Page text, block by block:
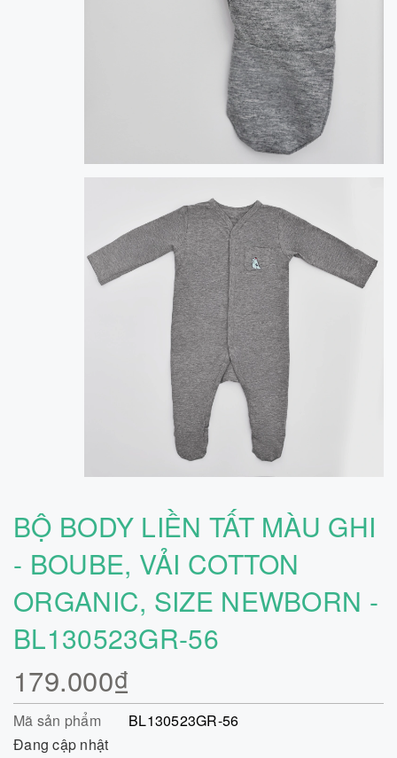
BỘ BODY LIỀN TẤT MÀU GHI
- BOUBE, VẢI COTTON
ORGANIC, SIZE NEWBORN -
BL130523GR-56
179.000₫
Mã sản phẩm
BL130523GR-56
Đang cập nhật